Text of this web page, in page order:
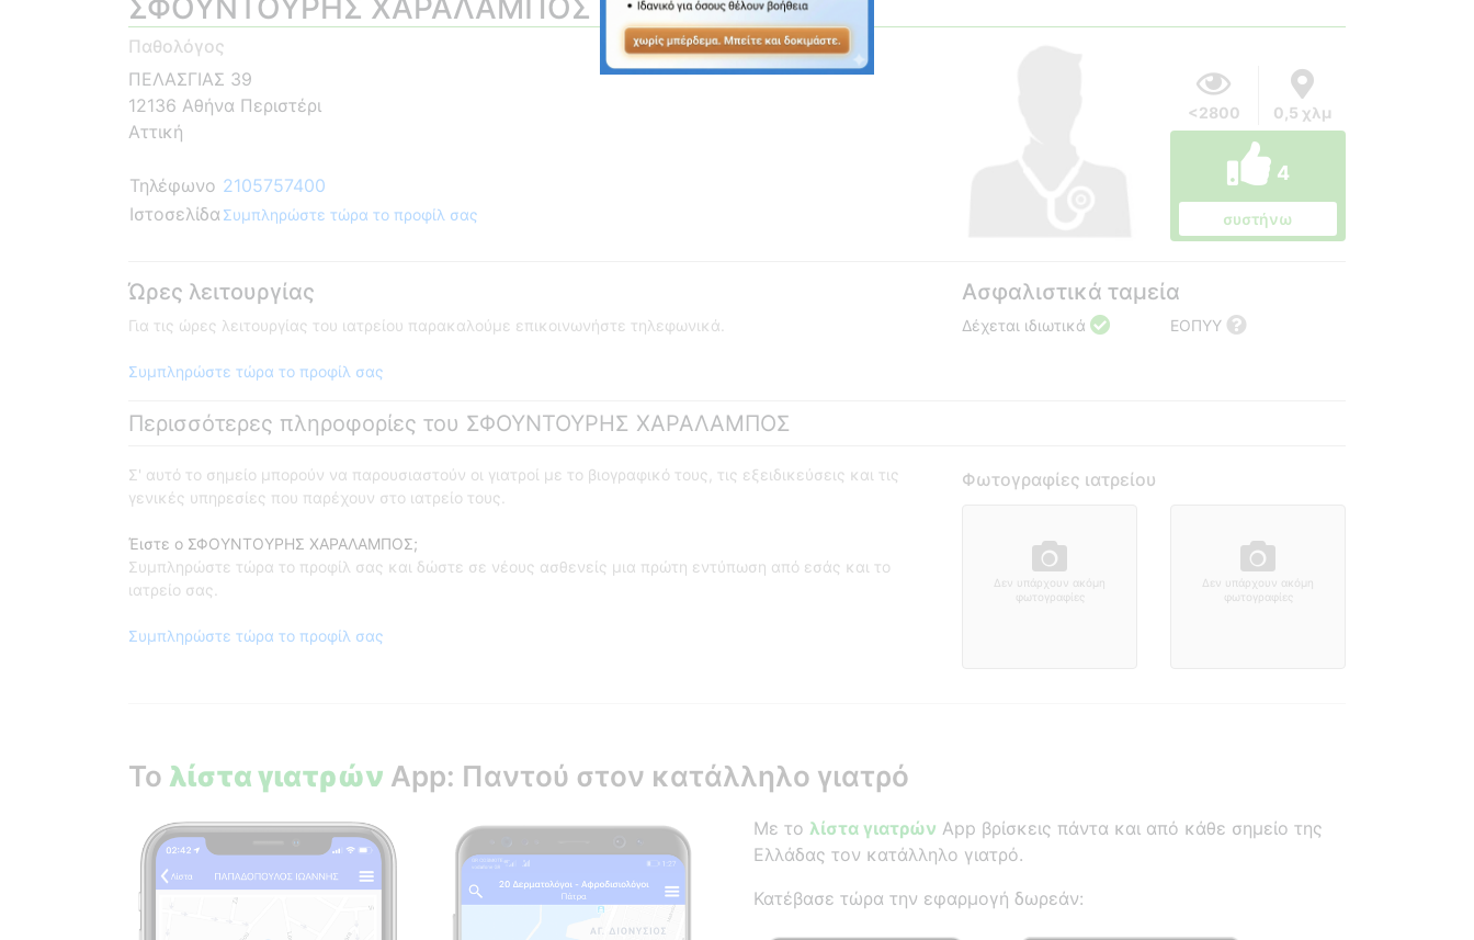
ΣΦΟΥΝΤΟΥΡΗΣ ΧΑΡΑΛΑΜΠΟΣ
Παθολόγος
ΠΕΛΑΣΓΙΑΣ 39
12136 Αθήνα Περιστέρι
Αττική
Τηλέφωνο 2105757400
Ιστοσελίδα Συμπληρώστε τώρα το προφίλ σας
<2800 0,5 χλμ
4
συστήνω
Ώρες λειτουργίας
Για τις ώρες λειτουργίας του ιατρείου παρακαλούμε επικοινωνήστε τηλεφωνικά.
Συμπληρώστε τώρα το προφίλ σας
Ασφαλιστικά ταμεία
Δέχεται ιδιωτικά ΕΟΠΥΥ
Περισσότερες πληροφορίες του ΣΦΟΥΝΤΟΥΡΗΣ ΧΑΡΑΛΑΜΠΟΣ
Σ' αυτό το σημείο μπορούν να παρουσιαστούν οι γιατροί με το βιογραφικό τους, τις εξειδικεύσεις και τις
γενικές υπηρεσίες που παρέχουν στο ιατρείο τους.
Έιστε ο ΣΦΟΥΝΤΟΥΡΗΣ ΧΑΡΑΛΑΜΠΟΣ;
Συμπληρώστε τώρα το προφίλ σας και δώστε σε νέους ασθενείς μια πρώτη εντύπωση από εσάς και το
ιατρείο σας.
Συμπληρώστε τώρα το προφίλ σας
Φωτογραφίες ιατρείου
Δεν υπάρχουν ακόμη
φωτογραφίες
Δεν υπάρχουν ακόμη
φωτογραφίες
Το λίστα γιατρών App: Παντού στον κατάλληλο γιατρό
Με το λίστα γιατρών App βρίσκεις πάντα και από κάθε σημείο της
Ελλάδας τον κατάλληλο γιατρό.
Κατέβασε τώρα την εφαρμογή δωρεάν: